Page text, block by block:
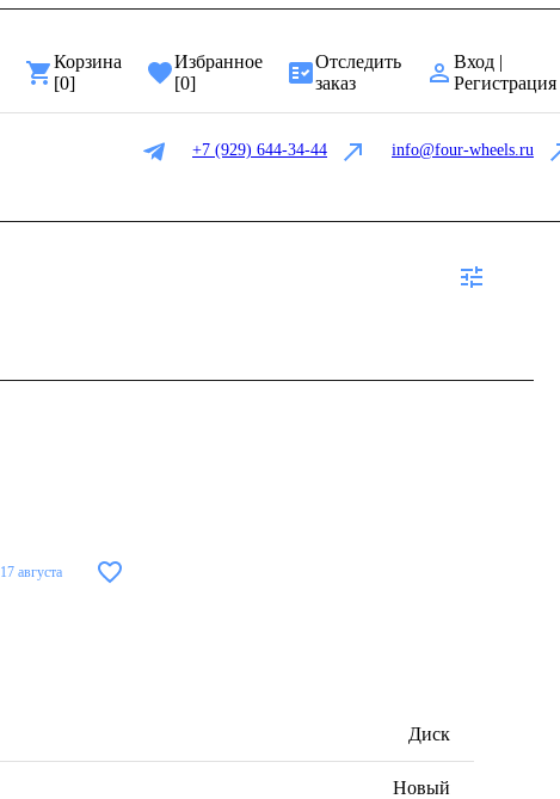
Корзина
[0]
Избранное
[0]
Отследить
заказ
Вход |
Регистрация
+7 (929) 644-34-44 info@four-wheels.ru
17 августа
Диск
Новый